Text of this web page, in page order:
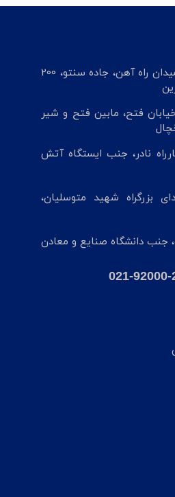
شعبه مرکزی: تبریز، میدان راه آهن، جاده سنتو، 200
فتح، مابین فتح و شیر
نادر، جنب ایستگاه آتش
بزرگراه شهید متوسلیان،
جنب دانشگاه صنایع و معادن
021-92000-